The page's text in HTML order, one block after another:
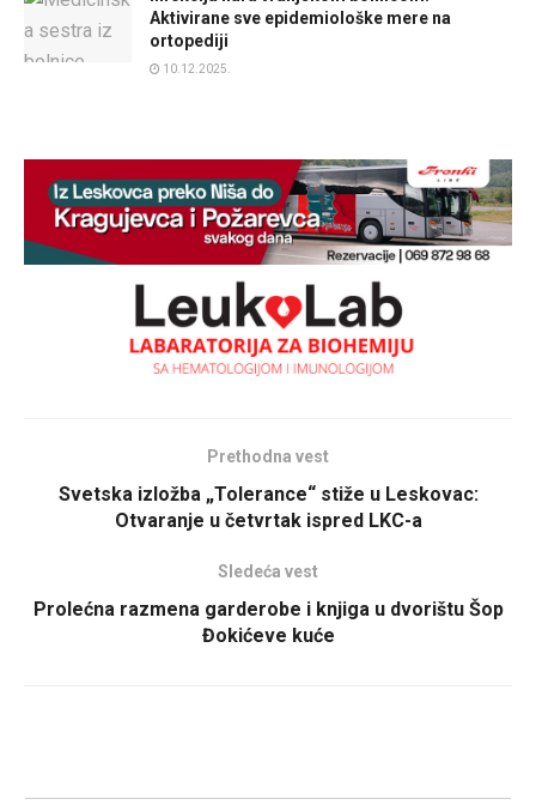
Aktivirane sve epidemiološke mere na
ortopediji
10.12.2025.
Prethodna vest
Svetska izložba „Tolerance“ stiže u Leskovac:
Otvaranje u četvrtak ispred LKC-a
Sledeća vest
Prolećna razmena garderobe i knjiga u dvorištu Šop
Đokićeve kuće